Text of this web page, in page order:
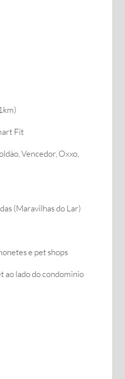
Fit
Vencedor, Oxxo,
(Maravilhas do Lar)
e pet shops
ao lado do condominio